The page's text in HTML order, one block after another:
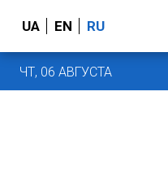
UA EN RU
ЧТ, 06 АВГУСТА